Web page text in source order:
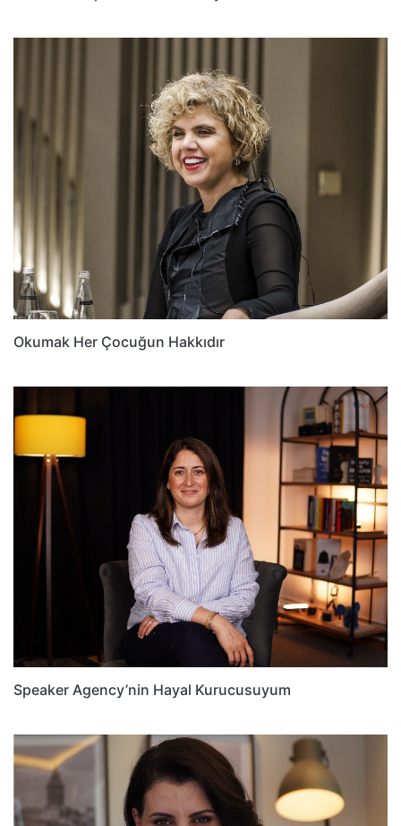
Okumak Her Çocuğun Hakkıdır
Speaker Agency’nin Hayal Kurucusuyum